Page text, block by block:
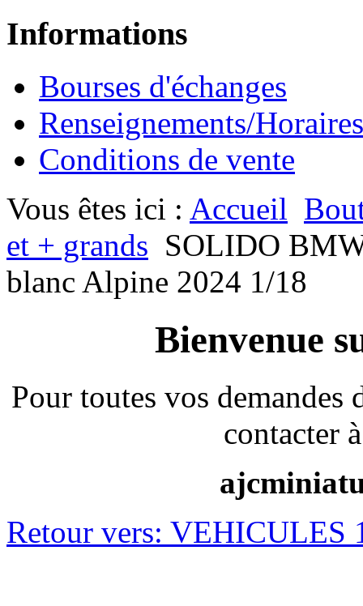
Informations
Bourses d'échanges
Renseignements/Horaires
Conditions de vente
Vous êtes ici : Accueil
et + grands SOLIDO
blanc Alpine 2024 1/18
Bienvenue
Pour toutes vos
contacter
Retour vers: VEHICULES